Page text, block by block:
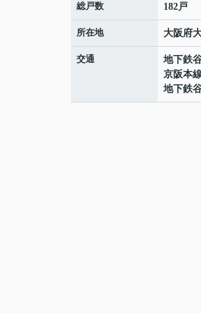
総戸数 182戸
所在地 大阪府
交通 地下鉄
京阪本
地下鉄